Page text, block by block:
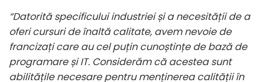
“Datorită specificului industriei și a necesității de a
oferi cursuri de înaltă calitate, avem nevoie de
francizați care au cel puțin cunoștințe de bază de
programare și IT. Considerăm că acestea sunt
abilitățile necesare pentru menținerea calității în